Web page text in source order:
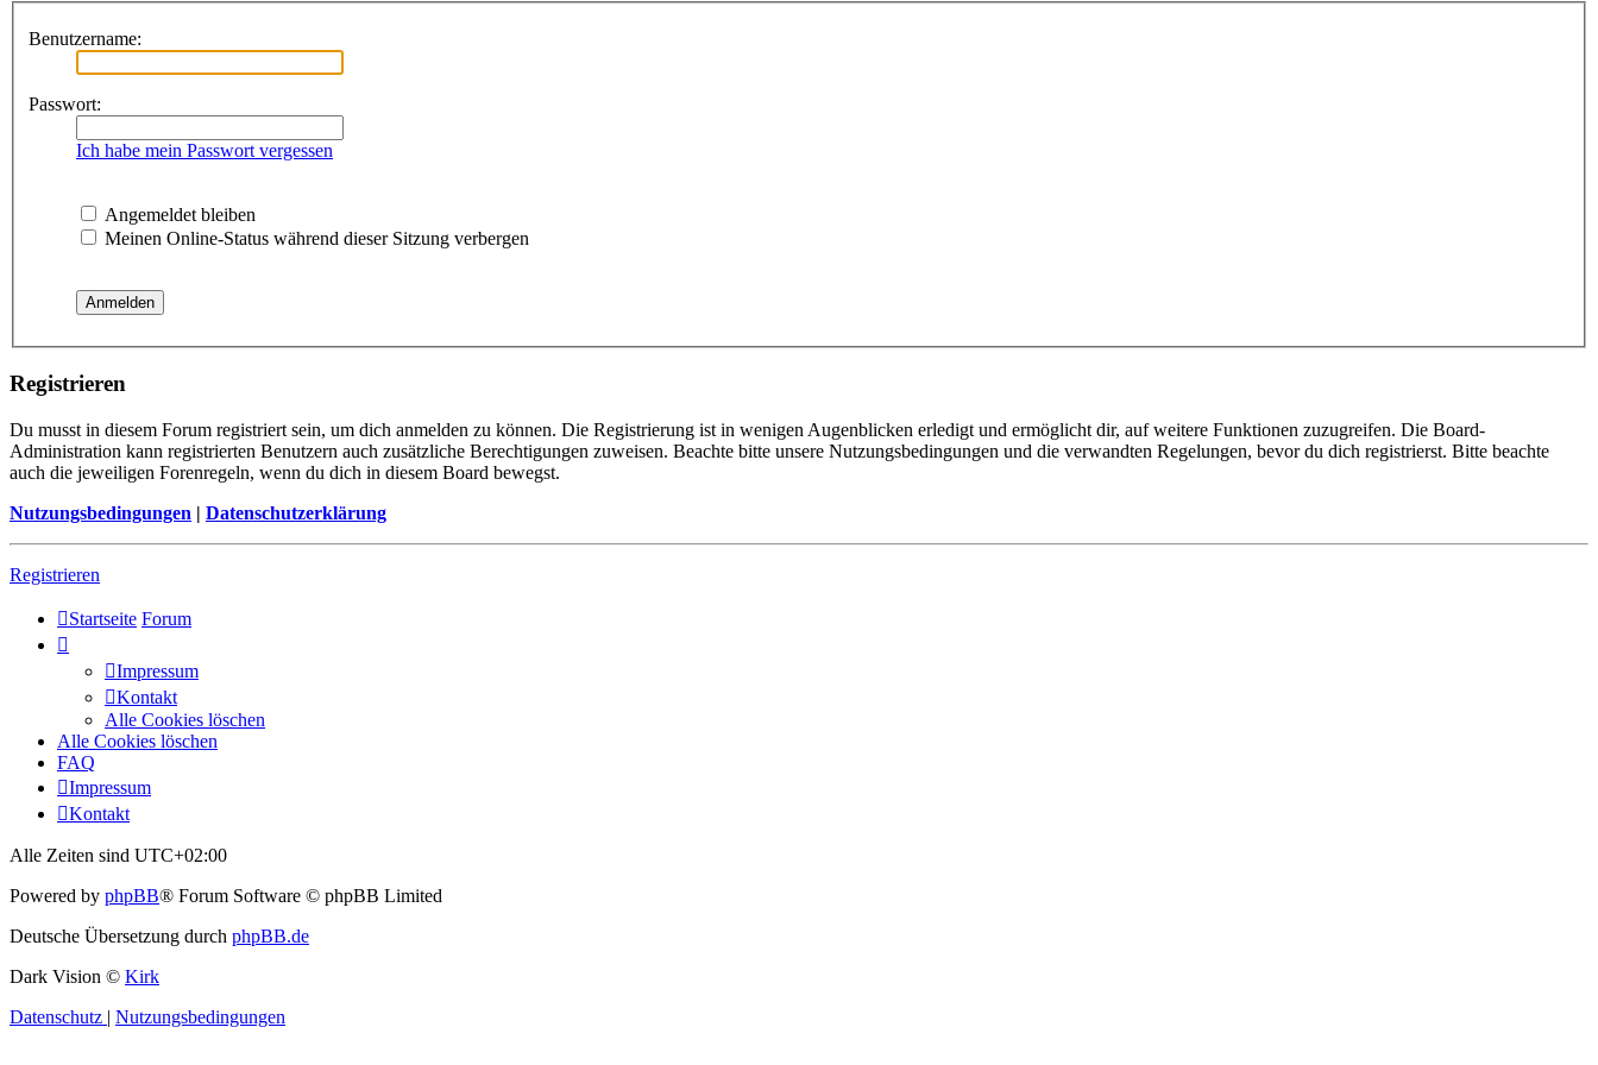
Benutzername:
Passwort:
Ich habe mein Passwort vergessen
Angemeldet bleiben
Meinen Online-Status während dieser Sitzung verbergen
Registrieren
Du musst in diesem Forum registriert sein, um dich anmelden zu können. Die Registrierung ist in wenigen Augenblicken erledigt und ermöglicht dir, auf weitere Funktionen zuzugreifen. Die Board-
Administration kann registrierten Benutzern auch zusätzliche Berechtigungen zuweisen. Beachte bitte unsere Nutzungsbedingungen und die verwandten Regelungen, bevor du dich registrierst. Bitte beachte
auch die jeweiligen Forenregeln, wenn du dich in diesem Board bewegst.
Nutzungsbedingungen | Datenschutzerklärung
Registrieren
Startseite Forum
Impressum
Kontakt
Alle Cookies löschen
Alle Cookies löschen
FAQ
Impressum
Kontakt
Alle Zeiten sind UTC+02:00
Powered by phpBB® Forum Software © phpBB Limited
Deutsche Übersetzung durch phpBB.de
Dark Vision © Kirk
Datenschutz | Nutzungsbedingungen